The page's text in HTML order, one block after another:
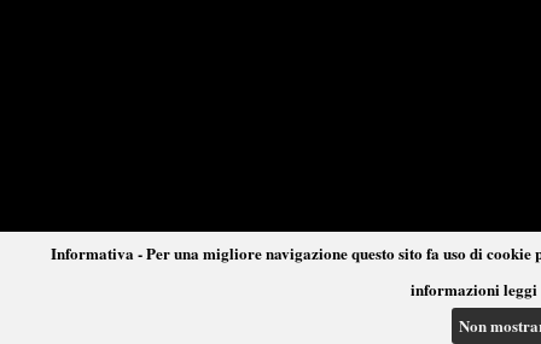
Informativa - Per una migliore navigazione questo sito fa uso di
informazioni leggi
Non